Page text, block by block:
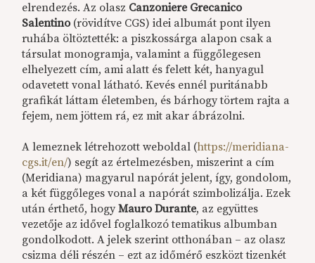
elrendezés. Az olasz Canzoniere Grecanico
Salentino(rövidítve CGS) idei albumát pont ilyen
ruhába öltöztették: a piszkossárga alapon csak a
társulat monogramja, valamint a függőlegesen
elhelyezett cím, ami alatt és felett két, hanyagul
odavetett vonal látható. Kevés ennél puritánabb
grafikát láttam életemben, és bárhogy törtem rajta a
fejem, nem jöttem rá, ez mit akar ábrázolni.
A lemeznek létrehozott weboldal (https://meridiana-
cgs.it/en/) segít az értelmezésben, miszerint a cím
(Meridiana) magyarul napórát jelent, így, gondolom,
a két függőleges vonal a napórát szimbolizálja. Ezek
után érthető, hogyMauro Durante, az együttes
vezetője az idővel foglalkozó tematikus albumban
gondolkodott. A jelek szerint otthonában – az olasz
csizma déli részén – ezt az időmérő eszközt tizenkét